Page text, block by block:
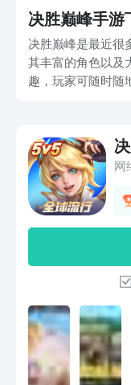
决胜巅峰手游
决胜巅峰是最近很
其丰富的角色以及
趣，玩家可随时随
戏当中，简直是
下载地址。
网